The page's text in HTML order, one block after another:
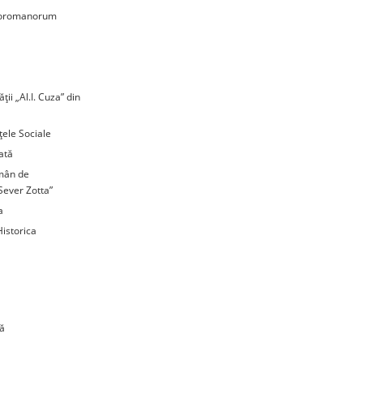
„Al.I. Cuza” din
Sociale
de
Zotta”